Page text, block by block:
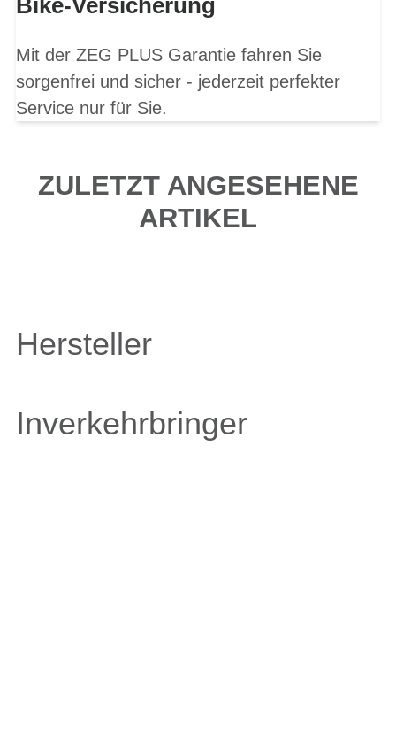
Bike-Versicherung
Mit der ZEG PLUS Garantie fahren Sie
sorgenfrei und sicher - jederzeit perfekter
Service nur für Sie.
ZULETZT ANGESEHENE
ARTIKEL
Hersteller
Inverkehrbringer